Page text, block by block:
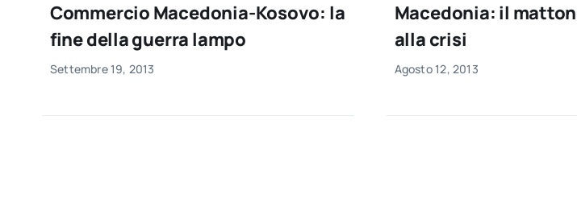
Commercio Macedonia-Kosovo: la
fine della guerra lampo
Settembre 19, 2013
Macedonia: il
alla crisi
Agosto 12, 2013